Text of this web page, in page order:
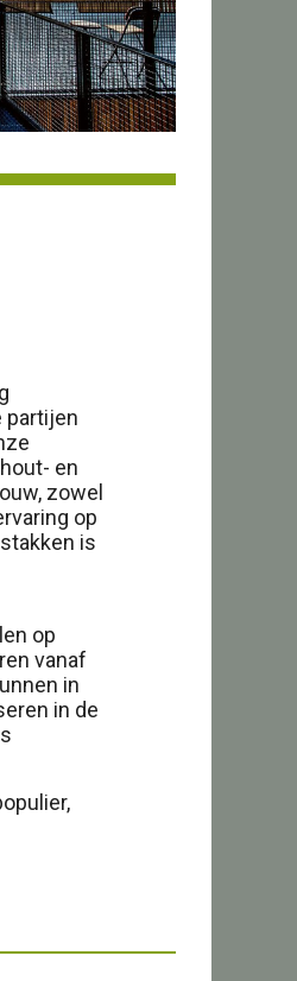
partijen
en
zowel
op
is
op
vanaf
in
in de